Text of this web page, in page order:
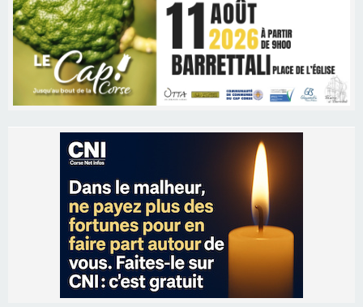
Les brèves
06/08/2026 15:57
Ucciani – Marché des producteurs à Cruculi le
06/08/2026 15:25
Corte – L’association A Nuciola organise une